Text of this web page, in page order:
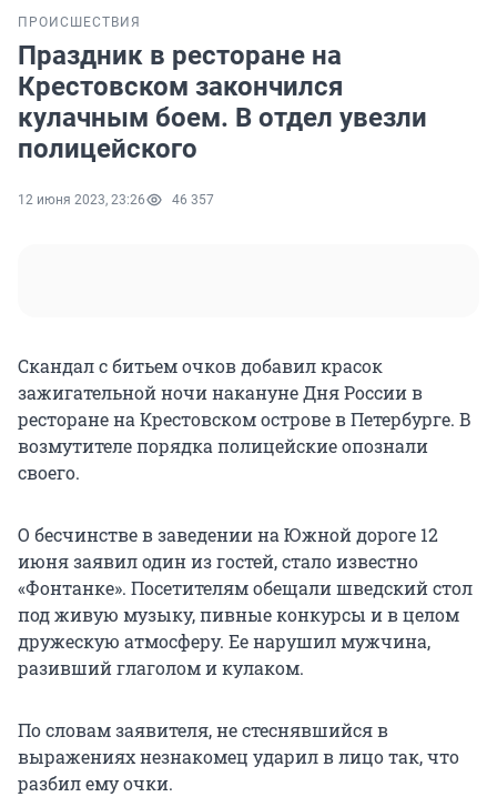
ПРОИСШЕСТВИЯ
Праздник в ресторане на
Крестовском закончился
кулачным боем. В отдел увезли
полицейского
12 июня 2023, 23:26 46 357
Скандал с битьем очков добавил красок
зажигательной ночи накануне Дня России в
ресторане на Крестовском острове в Петербурге. В
возмутителе порядка полицейские опознали
своего.
О бесчинстве в заведении на Южной дороге 12
июня заявил один из гостей, стало известно
«Фонтанке». Посетителям обещали шведский стол
под живую музыку, пивные конкурсы и в целом
дружескую атмосферу. Ее нарушил мужчина,
разивший глаголом и кулаком.
По словам заявителя, не стеснявшийся в
выражениях незнакомец ударил в лицо так, что
разбил ему очки.